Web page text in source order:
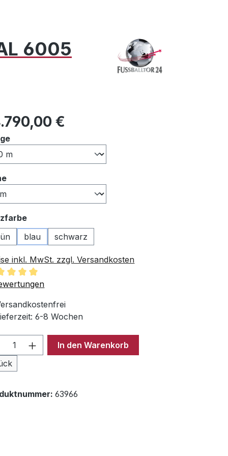
6005
Preis: €
auswählen
auswählen
auswählen
blau schwarz
inkl. MwSt. zzgl. Versandkosten
Bewertung von 5 von 5 Sternen
6-8 Wochen
Anzahl: Gib den gewünschten
In den Warenkorb
63966